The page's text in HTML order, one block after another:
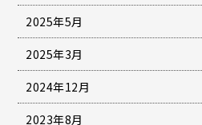
2025年5月
2025年3月
2024年12月
2023年8月